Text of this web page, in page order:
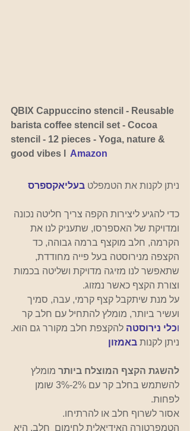
QBIX Cappuccino stencil - Reusable
barista coffee stencil set - Cocoa
stencil - 12 pieces - Yoga, nature &
good vibes l Amazon
ניתן לקנות את הטמפלט בעליאקספרס
כדי להגיע ליצירות הקפה צריך חליטה נכונה
ומדויקת של האספרסו, שתעניק לנו את
הקרמה, חלב מוקצף ברמה גבוהה, כד
הקצפה מנירוסטה בעל פייה מחודדת,
שתאפשר לנו מזיגה מדויקת ושליטה בכמות
וצורת הקצף כאשר נמזוג.
על מנת שיתקבל קצף קרמי, עבה, סמיך
ועשיר ביותר, מומלץ להתחיל עם חלב קר
וכלי נירוסטה להקצפת חלב מקורר גם הוא.
ניתן לקנות באמזון
להשגת הקצף המוצלח ביותר מומלץ
להשתמש בחלב קר עם 2%-3% שומן
לפחות.
אסור לשרוף חלב או להרתיחו.
הטמפרטורה האידיאלית לחימום  חלב, היא